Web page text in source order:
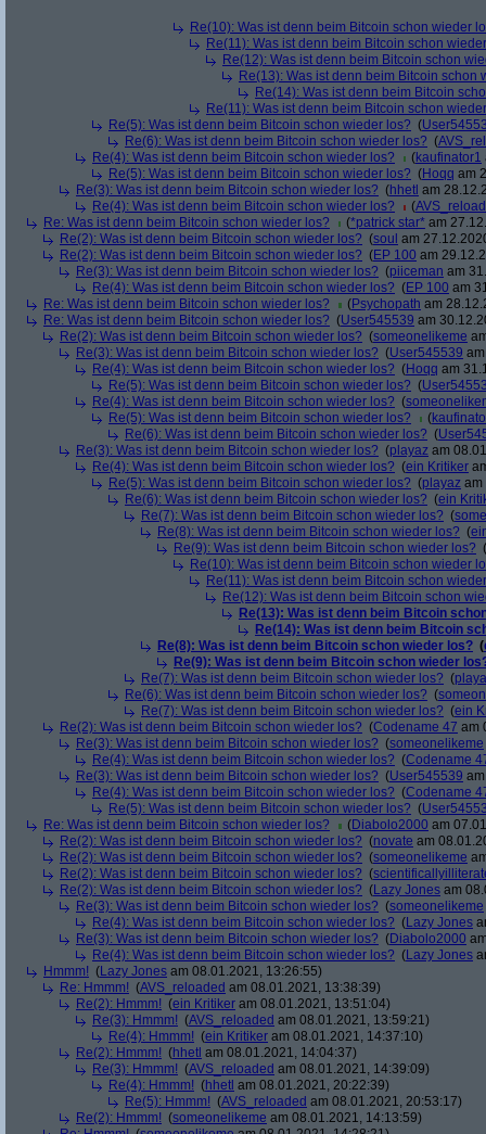
Re(10): Was ist denn beim Bitcoin schon wieder
Re(11): Was ist denn beim Bitcoin schon
Re(12): Was ist denn beim Bitcoin schon
Re(13): Was ist denn beim Bitcoin schon
Re(14): Was ist denn beim Bitcoin
Re(11): Was ist denn beim Bitcoin schon
Re(5): Was ist denn beim Bitcoin schon wieder los? (
Re(6): Was ist denn beim Bitcoin schon wieder los? (
Re(4): Was ist denn beim Bitcoin schon wieder los?
(kaufinator1
Re(5): Was ist denn beim Bitcoin schon wieder los? (Hoqq am
Re(3): Was ist denn beim Bitcoin schon wieder los? (hhetl am
Re(4): Was ist denn beim Bitcoin schon wieder los?
(
Re: Was ist denn beim Bitcoin schon wieder los?
(*patrick star* am
Re(2): Was ist denn beim Bitcoin schon wieder los? (soul am
Re(2): Was ist denn beim Bitcoin schon wieder los? (EP 100 am
Re(3): Was ist denn beim Bitcoin schon wieder los? (piiceman am
Re(4): Was ist denn beim Bitcoin schon wieder los? (EP 100 am
Re: Was ist denn beim Bitcoin schon wieder los?
(Psychopath am
Re: Was ist denn beim Bitcoin schon wieder los? (User545539 am
Re(2): Was ist denn beim Bitcoin schon wieder los? (someonelikeme
Re(3): Was ist denn beim Bitcoin schon wieder los? (User545539
Re(4): Was ist denn beim Bitcoin schon wieder los? (Hoqq am
Re(5): Was ist denn beim Bitcoin schon wieder los? (
Re(4): Was ist denn beim Bitcoin schon wieder los? (
Re(5): Was ist denn beim Bitcoin schon wieder los?
(
Re(6): Was ist denn beim Bitcoin schon wieder los? (
Re(3): Was ist denn beim Bitcoin schon wieder los? (playaz am
Re(4): Was ist denn beim Bitcoin schon wieder los? (ein Kritiker
Re(5): Was ist denn beim Bitcoin schon wieder los? (playaz am
Re(6): Was ist denn beim Bitcoin schon wieder los? (ein
Re(7): Was ist denn beim Bitcoin schon wieder los? (
Re(8): Was ist denn beim Bitcoin schon wieder los? (
Re(9): Was ist denn beim Bitcoin schon wieder los? (
Re(10): Was ist denn beim Bitcoin schon wieder
Re(11): Was ist denn beim Bitcoin schon
Re(12): Was ist denn beim Bitcoin schon
Re(13): Was ist denn beim Bitcoin
Re(14): Was ist denn beim Bitcoin
Re(8): Was ist denn beim Bitcoin schon wieder los? (
Re(9): Was ist denn beim Bitcoin schon wieder
Re(7): Was ist denn beim Bitcoin schon wieder los? (
Re(6): Was ist denn beim Bitcoin schon wieder los? (
Re(7): Was ist denn beim Bitcoin schon wieder los? (ein
Re(2): Was ist denn beim Bitcoin schon wieder los? (Codename 47 am
Re(3): Was ist denn beim Bitcoin schon wieder los? (someonelikeme
Re(4): Was ist denn beim Bitcoin schon wieder los? (Codename
Re(3): Was ist denn beim Bitcoin schon wieder los? (User545539
Re(4): Was ist denn beim Bitcoin schon wieder los? (Codename
Re(5): Was ist denn beim Bitcoin schon wieder los? (
Re: Was ist denn beim Bitcoin schon wieder los?
(Diabolo2000 am
Re(2): Was ist denn beim Bitcoin schon wieder los? (novate am
Re(2): Was ist denn beim Bitcoin schon wieder los? (someonelikeme
Re(2): Was ist denn beim Bitcoin schon wieder los? (
Re(2): Was ist denn beim Bitcoin schon wieder los? (Lazy Jones am
Re(3): Was ist denn beim Bitcoin schon wieder los? (someonelikeme
Re(4): Was ist denn beim Bitcoin schon wieder los? (Lazy Jones
Re(3): Was ist denn beim Bitcoin schon wieder los? (Diabolo2000
Re(4): Was ist denn beim Bitcoin schon wieder los? (Lazy Jones
Hmmm! (Lazy Jones am 08.01.2021, 13:26:55)
Re: Hmmm! (AVS_reloaded am 08.01.2021, 13:38:39)
Re(2): Hmmm! (ein Kritiker am 08.01.2021, 13:51:04)
Re(3): Hmmm! (AVS_reloaded am 08.01.2021, 13:59:21)
Re(4): Hmmm! (ein Kritiker am 08.01.2021, 14:37:10)
Re(2): Hmmm! (hhetl am 08.01.2021, 14:04:37)
Re(3): Hmmm! (AVS_reloaded am 08.01.2021, 14:39:09)
Re(4): Hmmm! (hhetl am 08.01.2021, 20:22:39)
Re(5): Hmmm! (AVS_reloaded am 08.01.2021, 20:53:17)
Re(2): Hmmm! (someonelikeme am 08.01.2021, 14:13:59)